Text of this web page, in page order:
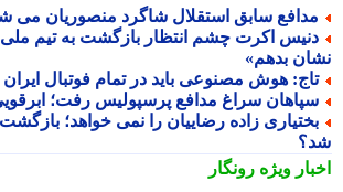
سابق استقلال شاگرد منصوریان می
اکرت چشم انتظار بازگشت به تیم ملی؛
بدهم»
هوش مصنوعی باید در تمام فوتبال ایران
سراغ مدافع پرسپولیس رفت؛ ابرقویی
زاده رضاییان را نمی خواهد؛ بازگشت
ویژهرونگار